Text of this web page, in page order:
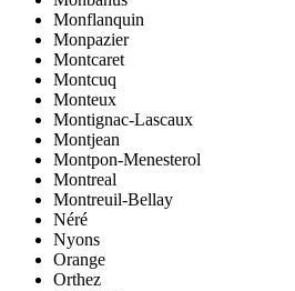
Monflanquin
Monpazier
Montcaret
Montcuq
Monteux
Montignac-Lascaux
Montjean
Montpon-Menesterol
Montreal
Montreuil-Bellay
Néré
Nyons
Orange
Orthez